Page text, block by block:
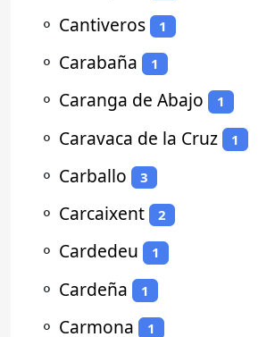
⚬ Cantiveros 1
⚬ Carabaña 1
⚬ Caranga de Abajo 1
⚬ Caravaca de la Cruz 1
⚬ Carballo 3
⚬ Carcaixent 2
⚬ Cardedeu 1
⚬ Cardeña 1
⚬ Carmona 1